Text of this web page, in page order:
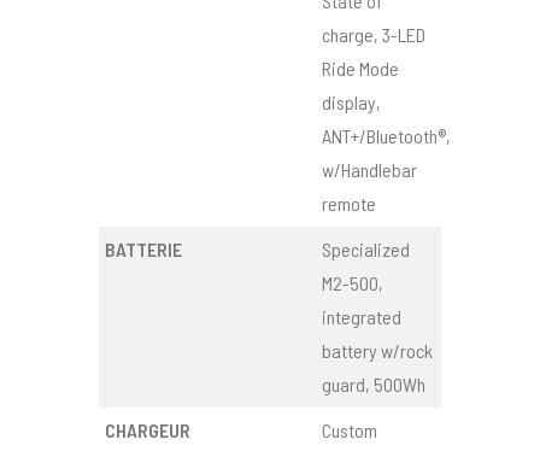
charge, 3-LED
Ride Mode
display,
ANT+/Bluetooth®,
w/Handlebar
remote
BATTERIE
Specialized
M2-500,
integrated
battery w/rock
guard, 500Wh
CHARGEUR
Custom